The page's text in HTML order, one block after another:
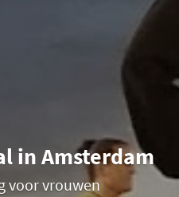
in Amsterdam
voor vrouwen